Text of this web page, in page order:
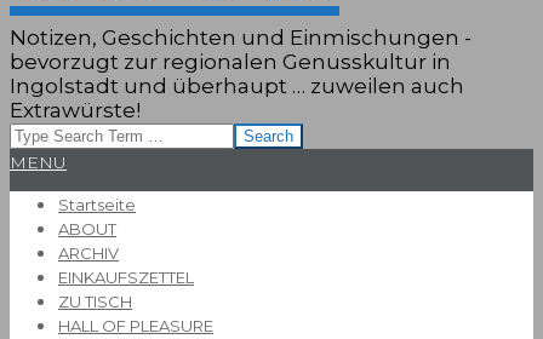
Notizen, Geschichten und Einmischungen -
bevorzugt zur regionalen Genusskultur in
Ingolstadt und überhaupt … zuweilen auch
Extrawürste!
Search
Primary
Menu
MENU
Startseite
ABOUT
ARCHIV
EINKAUFSZETTEL
ZU TISCH
HALL OF PLEASURE